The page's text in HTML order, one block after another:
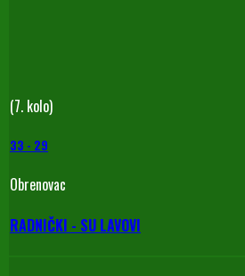
(7. kolo)
33 - 29
Obrenovac
RADNIČKI - SU LAVOVI